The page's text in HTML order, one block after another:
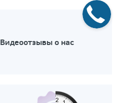
Видеоотзывы о нас